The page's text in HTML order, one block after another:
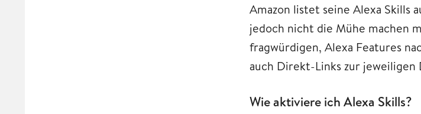
Amazon listet seine Alexa Skills
jedoch nicht die Mühe machen
fragwürdigen, Alexa Features
auch Direkt-Links zur jeweiligen
Wie aktiviere ich Alexa Skills?